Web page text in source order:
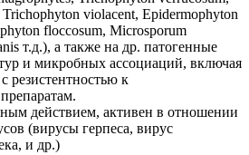
violacent, Epidermophyton
floccosum, Microsporum
т.д.), а также на др. патогенные
и микробных ассоциаций, включая
резистентностью к
действием, активен в отношении
(вирусы герпеса, вирус
и др.)